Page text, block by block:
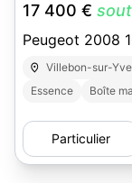
17 400 €
Peugeot 2008
Villebon-sur-
Essence
Boîte
Particulier